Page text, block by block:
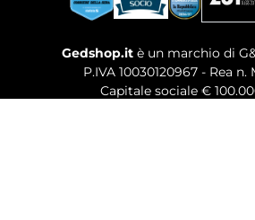
Gedshop.it è un marchio di
P.IVA 10030120967 - Rea n.
Capitale sociale €